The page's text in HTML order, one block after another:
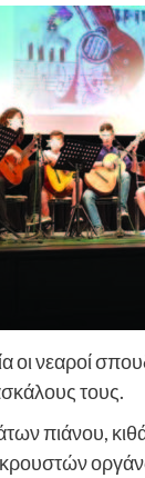
οι νεαροί
τους.
πιάνου,